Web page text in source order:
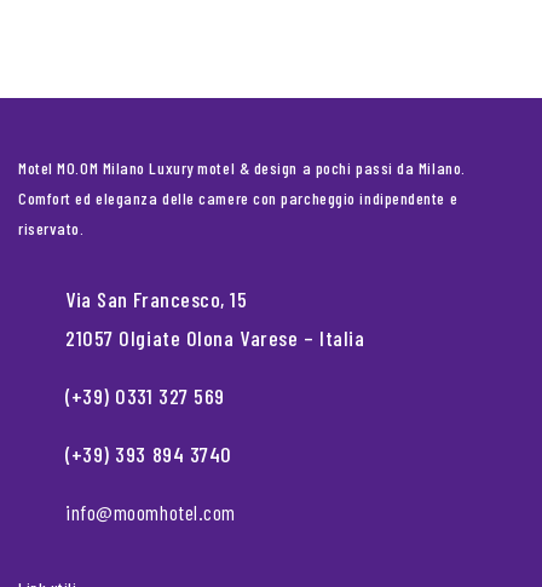
Motel MO.OM Milano Luxury motel & design a pochi passi da Milano.
Comfort ed eleganza delle camere con parcheggio indipendente e
riservato.
Via San Francesco, 15
21057 Olgiate Olona Varese – Italia
(+39) 0331 327 569
(+39) 393 894 3740
info@moomhotel.com